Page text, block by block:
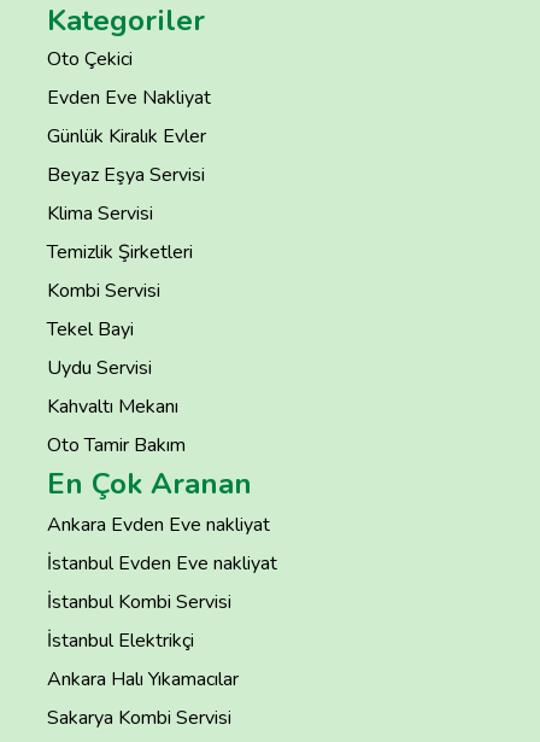
Kategoriler
Oto Çekici
Evden Eve Nakliyat
Günlük Kiralık Evler
Beyaz Eşya Servisi
Klima Servisi
Temizlik Şirketleri
Kombi Servisi
Tekel Bayi
Uydu Servisi
Kahvaltı Mekanı
Oto Tamir Bakım
En Çok Aranan
Ankara Evden Eve nakliyat
İstanbul Evden Eve nakliyat
İstanbul Kombi Servisi
İstanbul Elektrikçi
Ankara Halı Yıkamacılar
Sakarya Kombi Servisi